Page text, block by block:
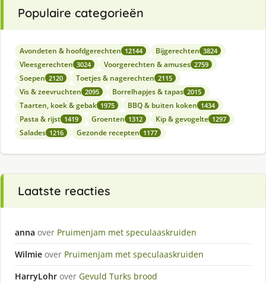
Populaire categorieën
Avondeten & hoofdgerechten 12144 Bijgerechten 3824
Vleesgerechten 3024 Voorgerechten & amuses 2759
Soepen 2120 Toetjes & nagerechten 2115
Vis & zeevruchten 2095 Borrelhapjes & tapas 2015
Taarten, koek & gebak 1975 BBQ & buiten koken 1434
Pasta & rijst 1419 Groenten 1312 Kip & gevogelte 1297
Salades 1216 Gezonde recepten 1177
Laatste reacties
anna over Pruimenjam met speculaaskruiden
Wilmie over Pruimenjam met speculaaskruiden
HarryLohr over Gevuld Turks brood